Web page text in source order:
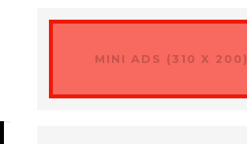
MINI ADS (310 X 200)